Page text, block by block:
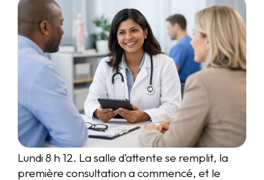
Lundi 8 h 12. La salle d’attente se remplit, la
première consultation a commencé, et le